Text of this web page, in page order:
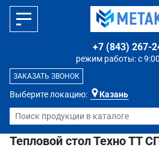
Выберите локацию: Казань
режим работы: с
+7 (843) 267-
ЗАКАЗАТЬ ЗВОНОК
Тепловой стол Техно ТТ